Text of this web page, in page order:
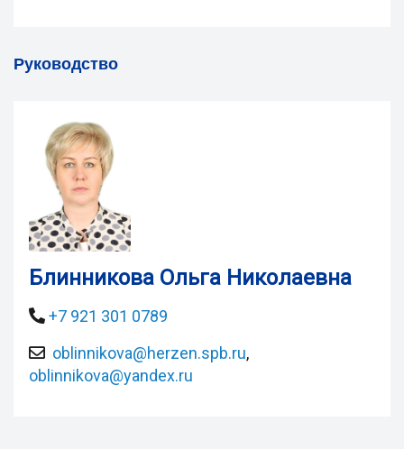
Руководство
Блинникова Ольга Николаевна
+7 921 301 0789
oblinnikova@herzen.spb.ru,
oblinnikova@yandex.ru